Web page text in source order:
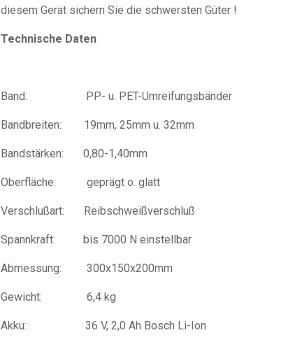
diesem Gerät sichern Sie die schwersten Güter !
Technische Daten
Band: PP- u. PET-Umreifungsbänder
Bandbreiten: 19mm, 25mm u. 32mm
Bandstärken: 0,80-1,40mm
Oberfläche: geprägt o. glatt
Verschlußart: Reibschweißverschluß
Spannkraft: bis 7000 N einstellbar
Abmessung: 300x150x200mm
Gewicht: 6,4 kg
Akku: 36 V, 2,0 Ah Bosch Li-Ion